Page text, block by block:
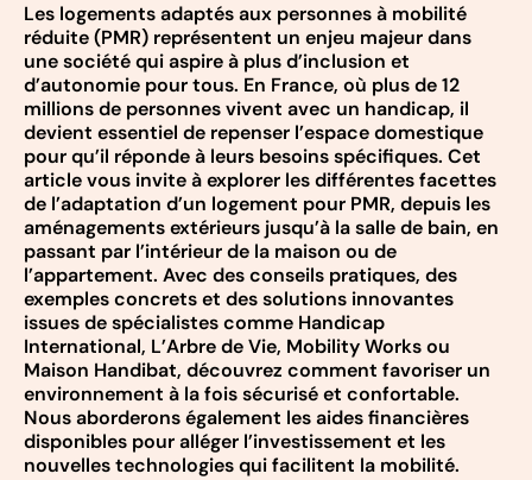
Les logements adaptés aux personnes à mobilité
réduite (PMR) représentent un enjeu majeur dans
une société qui aspire à plus d’inclusion et
d’autonomie pour tous. En France, où plus de 12
millions de personnes vivent avec un handicap, il
devient essentiel de repenser l’espace domestique
pour qu’il réponde à leurs besoins spécifiques. Cet
article vous invite à explorer les différentes facettes
de l’adaptation d’un logement pour PMR, depuis les
aménagements extérieurs jusqu’à la salle de bain, en
passant par l’intérieur de la maison ou de
l’appartement. Avec des conseils pratiques, des
exemples concrets et des solutions innovantes
issues de spécialistes comme Handicap
International, L’Arbre de Vie, Mobility Works ou
Maison Handibat, découvrez comment favoriser un
environnement à la fois sécurisé et confortable.
Nous aborderons également les aides financières
disponibles pour alléger l’investissement et les
nouvelles technologies qui facilitent la mobilité.